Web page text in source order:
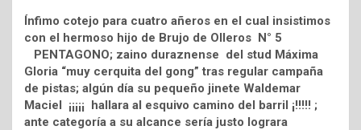
Ínfimo cotejo para cuatro añeros en el cual insistimos
con el hermoso hijo de Brujo de Olleros N° 5
PENTAGONO; zaino duraznense del stud Máxima
Gloria “muy cerquita del gong” tras regular campaña
de pistas; algún día su pequeño jinete Waldemar
Maciel ¡¡¡¡¡ hallara al esquivo camino del barril ¡!!!!! ;
ante categoría a su alcance sería justo lograra